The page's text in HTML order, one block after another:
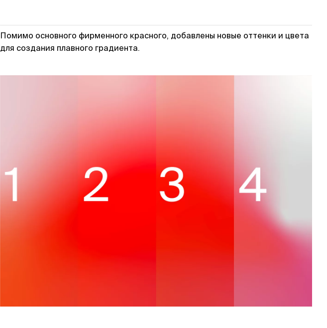
Помимо основного фирменного красного, добавлены новые оттенки и цвета
для создания плавного градиента.